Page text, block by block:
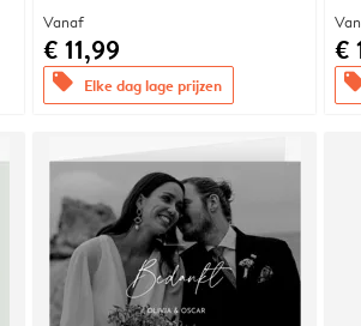
Vanaf
€ 11,99
offers Elke dag lage prijzen
€